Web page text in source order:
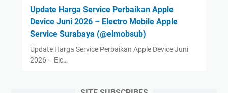
Update Harga Service Perbaikan Apple
Device Juni 2026 – Electro Mobile Apple
Service Surabaya (@elmobsub)
Update Harga Service Perbaikan Apple Device Juni
2026 – Ele…